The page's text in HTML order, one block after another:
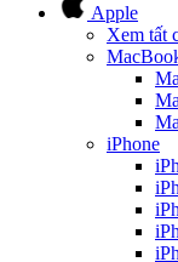
Apple
Xem tất
iPhone